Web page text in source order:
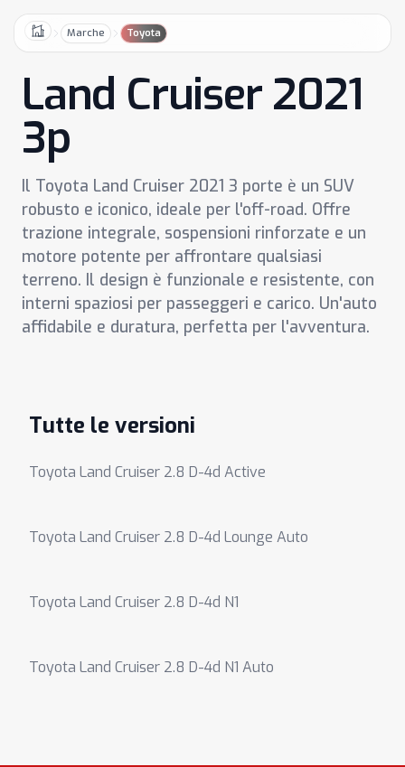
HomeMarche Toyota
Land Cruiser 2021
3p
Il Toyota Land Cruiser 2021 3 porte è un SUV
robusto e iconico, ideale per l'off-road. Offre
trazione integrale, sospensioni rinforzate e un
motore potente per affrontare qualsiasi
terreno. Il design è funzionale e resistente, con
interni spaziosi per passeggeri e carico. Un'auto
affidabile e duratura, perfetta per l'avventura.
Tutte le versioni
Toyota Land Cruiser 2.8 D-4d Active
Toyota Land Cruiser 2.8 D-4d Lounge Auto
Toyota Land Cruiser 2.8 D-4d N1
Toyota Land Cruiser 2.8 D-4d N1 Auto